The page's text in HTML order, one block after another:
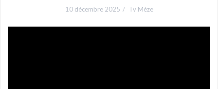
10 décembre 2025 Tv Mèze